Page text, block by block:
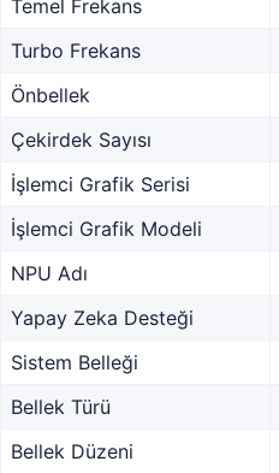
Temel Frekans
Turbo Frekans
Önbellek
Çekirdek Sayısı
İşlemci Grafik Serisi
İşlemci Grafik Modeli
NPU Adı
Yapay Zeka Desteği
Sistem Belleği
Bellek Türü
Bellek Düzeni